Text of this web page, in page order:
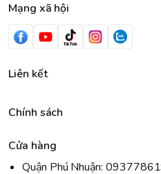
Mạng xã hội
Liên kết
Chính sách
Cửa hàng
Quận Phú Nhuận: